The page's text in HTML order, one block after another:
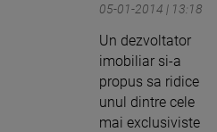
05-01-2014 | 13:18
Un dezvoltator
imobiliar si-a
propus sa ridice
unul dintre cele
mai exclusiviste